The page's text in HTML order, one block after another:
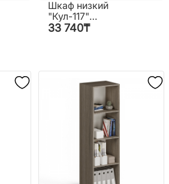
Шкаф низкий
"Кул-117"
(700*350*1500
33 740₸